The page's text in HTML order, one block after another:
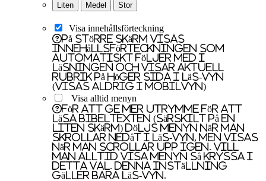
Liten Medel Stor
Visa innehållsförteckning
På större skärm visas
innehållsförteckningen som
automatiskt följer med i
läsningen och visar aktuell
rubrik på höger sida i läs-vyn
(visas aldrig i mobilvyn)
Visa alltid menyn
För att ge mer utrymme för att
läsa bibeltexten (särskilt på en
liten skärm) döljs menyn när man
skrollar nedåt i läs-vyn, men visas
när man scrollar upp igen. Vill
man alltid visa menyn så kryssa i
detta val. Denna inställning
gäller bara läs-vyn.